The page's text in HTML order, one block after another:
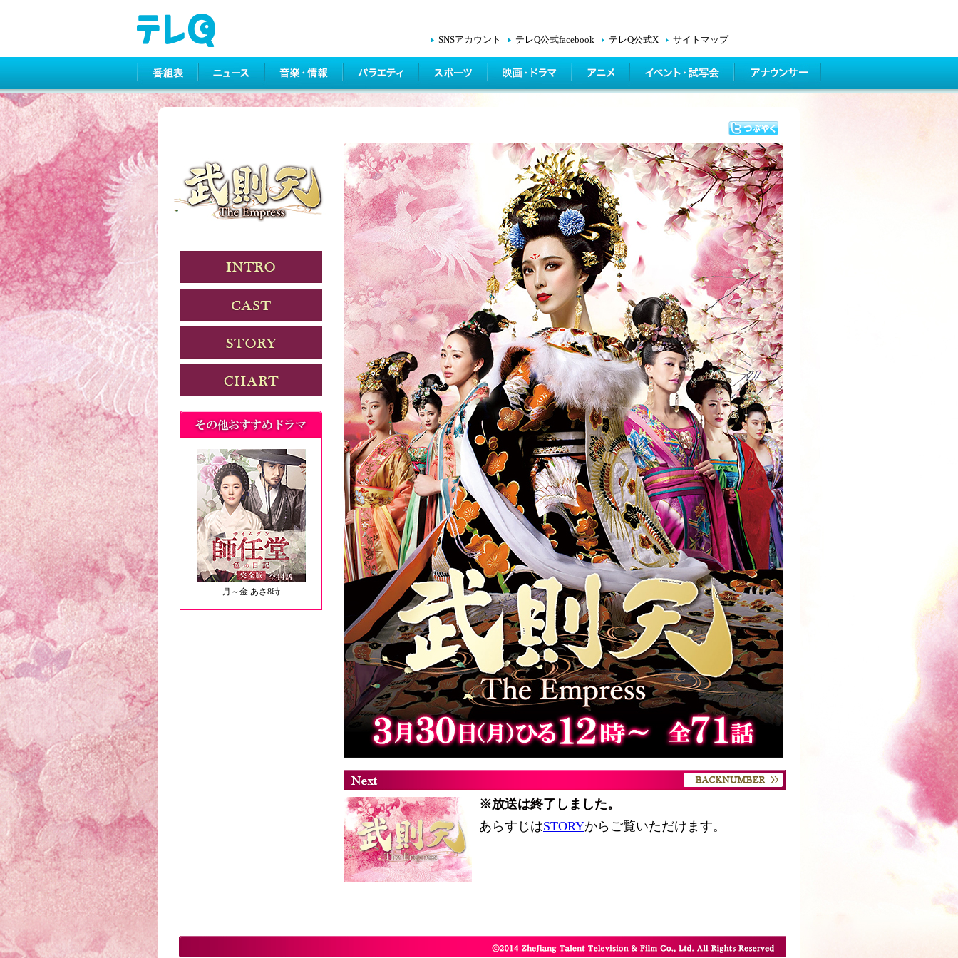
SNSアカウント テレQ公式facebook テレQ公式X サイトマップ
月～金 あさ8時
※放送は終了しました。
あらすじはSTORYからご覧いただけます。